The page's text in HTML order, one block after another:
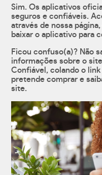
Sim. Os aplicativos
seguros e confiáveis.
através de nossa
baixar o aplicativo para
Ficou confuso(a)? Não
informações sobre o
Confiável, colando o link
pretende comprar e
site.